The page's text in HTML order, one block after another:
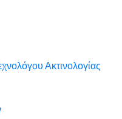
Ακτινολογίας